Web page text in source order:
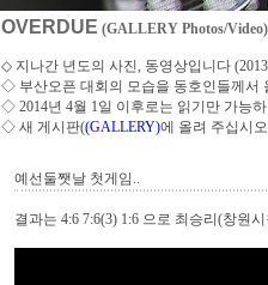
OVERDUE (GALLERY Photos/Video)
◇ 지나간 년도의 사진, 동영상입니다
◇ 부산오픈 대회의 모습을 동호인들께서
◇ 2014년 4월 1일 이후로는 읽기만 가능
◇ 새 게시판((GALLERY)에 올려 주십시오
예선둘쨋날 첫게임..
결과는 4:6 7:6(3) 1:6 으로 최승리(창원